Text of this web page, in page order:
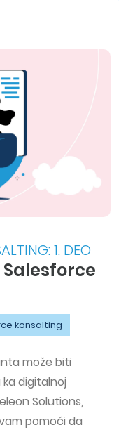
1. DEO
konsalting
može biti
digitalnoj
Solutions,
pomoći da